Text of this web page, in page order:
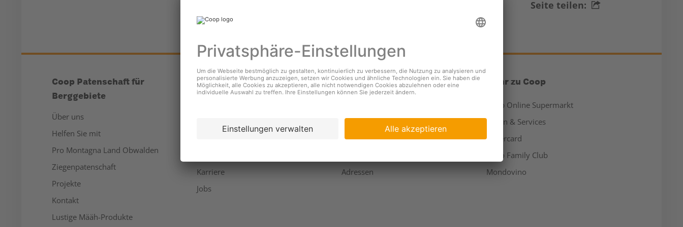
Seite teilen:
Coop Patenschaft für
Berggebiete
Über uns
Helfen Sie mit
Pro Montagna Land Obwalden
Ziegenpatenschaft
Projekte
Kontakt
Lustige Määh-Produkte
Unternehmen
Karriere
Jobs
Services
Coopzeitung
Kundendienst
Adressen
Mehr zu Coop
Coop Online Supermarkt
Läden & Services
Supercard
Hello Family Club
Mondovino